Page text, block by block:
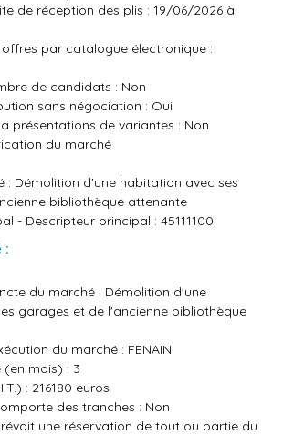
de réception des plis : 19/06/2026 à
par catalogue électronique :
de candidats : Non
sans négociation : Oui
présentations de variantes : Non
du marché
: Démolition d'une habitation avec ses
bibliothèque attenante
- Descripteur principal : 45111100
:
du marché : Démolition d'une
garages et de l'ancienne bibliothèque
du marché : FENAIN
(en mois) : 3
: 216180 euros
des tranches : Non
une réservation de tout ou partie du